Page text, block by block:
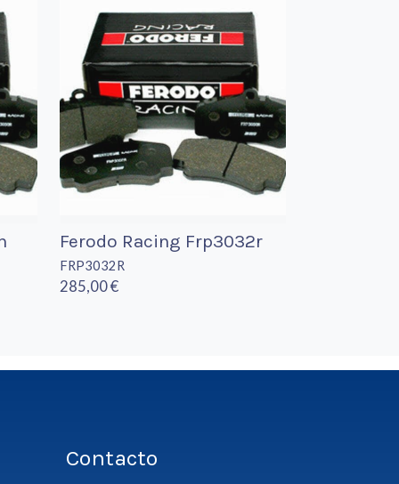
Ferodo Racing Frp3032r
FRP3032R
285,00 €
Contacto